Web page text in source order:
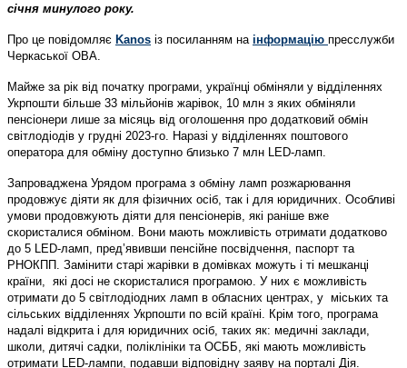
січня минулого року.
Про це повідомляє Kanos із посиланням на інформацію пресслужби
Черкаської ОВА.
Майже за рік від початку програми, українці обміняли у відділеннях
Укрпошти більше 33 мільйонів жарівок, 10 млн з яких обміняли
пенсіонери лише за місяць від оголошення про додатковий обмін
світлодіодів у грудні 2023-го. Наразі у відділеннях поштового
оператора для обміну доступно близько 7 млн LED-ламп.
Запроваджена Урядом програма з обміну ламп розжарювання
продовжує діяти як для фізичних осіб, так і для юридичних. Особливі
умови продовжують діяти для пенсіонерів, які раніше вже
скористалися обміном. Вони мають можливість отримати додатково
до 5 LED-ламп, пред’явивши пенсійне посвідчення, паспорт та
РНОКПП. Замінити старі жарівки в домівках можуть і ті мешканці
країни, які досі не скористалися програмою. У них є можливість
отримати до 5 світлодіодних ламп в обласних центрах, у міських та
сільських відділеннях Укрпошти по всій країні. Крім того, програма
надалі відкрита і для юридичних осіб, таких як: медичні заклади,
школи, дитячі садки, поліклініки та ОСББ, які мають можливість
отримати LED-лампи, подавши відповідну заяву на порталі Дія.